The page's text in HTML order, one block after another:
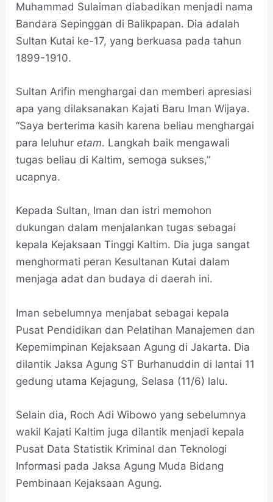
Muhammad Sulaiman diabadikan menjadi nama
Bandara Sepinggan di Balikpapan. Dia adalah
Sultan Kutai ke-17, yang berkuasa pada tahun
1899-1910.
Sultan Arifin menghargai dan memberi apresiasi
apa yang dilaksanakan Kajati Baru Iman Wijaya.
“Saya berterima kasih karena beliau menghargai
para leluhuretam. Langkah baik mengawali
tugas beliau di Kaltim, semoga sukses,”
ucapnya.
Kepada Sultan, Iman dan istri memohon
dukungan dalam menjalankan tugas sebagai
kepala Kejaksaan Tinggi Kaltim. Dia juga sangat
menghormati peran Kesultanan Kutai dalam
menjaga adat dan budaya di daerah ini.
Iman sebelumnya menjabat sebagai kepala
Pusat Pendidikan dan Pelatihan Manajemen dan
Kepemimpinan Kejaksaan Agung di Jakarta. Dia
dilantik Jaksa Agung ST Burhanuddin di lantai 11
gedung utama Kejagung, Selasa (11/6) lalu.
Selain dia, Roch Adi Wibowo yang sebelumnya
wakil Kajati Kaltim juga dilantik menjadi kepala
Pusat Data Statistik Kriminal dan Teknologi
Informasi pada Jaksa Agung Muda Bidang
Pembinaan Kejaksaan Agung.